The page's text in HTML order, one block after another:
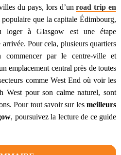
du pays, lors d’unroad trip en
que la capitale Édimbourg,
loger à Glasgow est une étape
Pour cela, plusieurs quartiers
commencer par le centre-ville et
emplacement central près de toutes
comme West End où voir les
West pour son calme naturel, sont
Pour tout savoir sur les meilleurs
, poursuivez la lecture de ce guide